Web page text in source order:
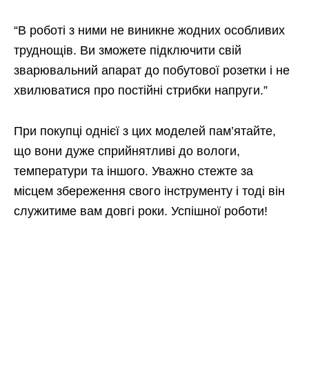
“В роботі з ними не виникне жодних особливих
труднощів. Ви зможете підключити свій
зварювальний апарат до побутової розетки і не
хвилюватися про постійні стрибки напруги.”
При покупці однієї з цих моделей пам’ятайте,
що вони дуже сприйнятливі до вологи,
температури та іншого. Уважно стежте за
місцем збереження свого інструменту і тоді він
служитиме вам довгі роки. Успішної роботи!